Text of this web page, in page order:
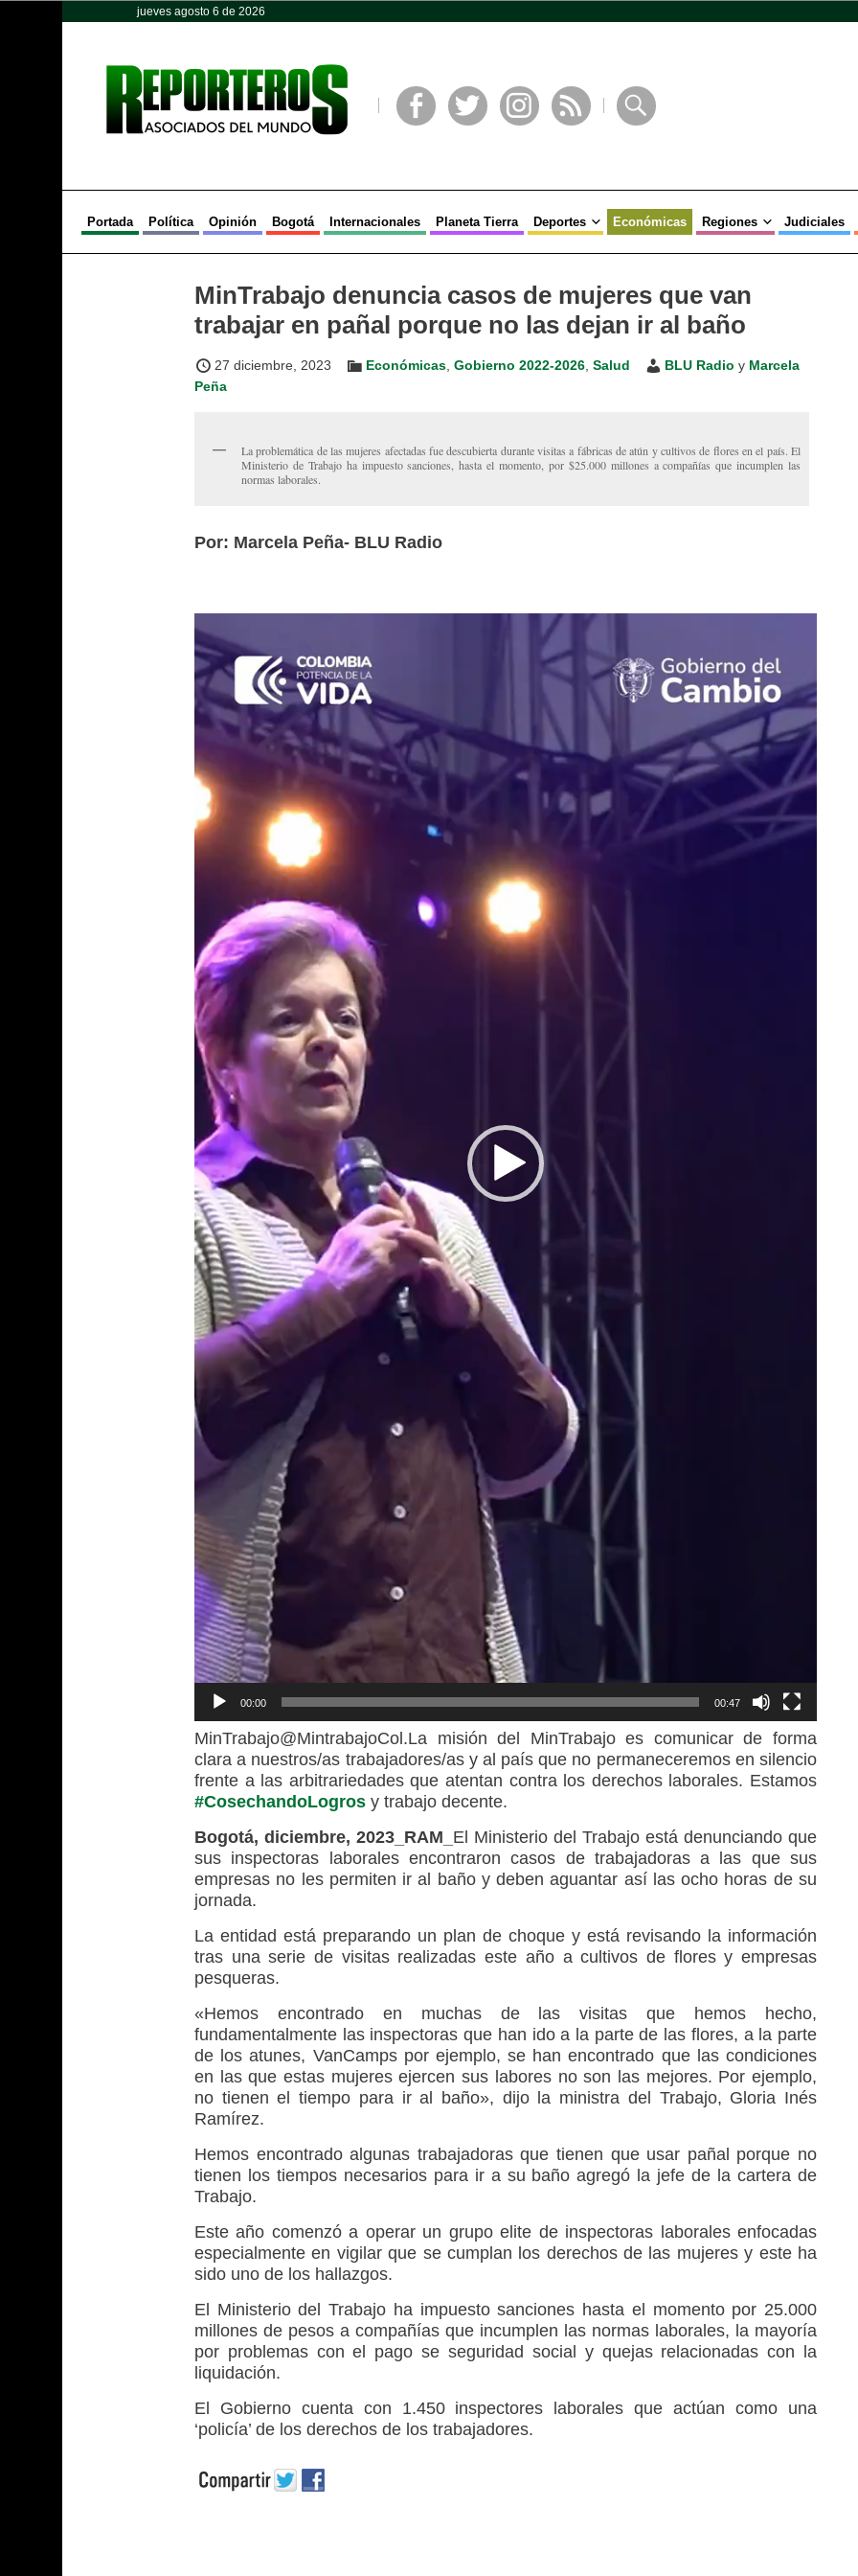
jueves agosto 6 de 2026
Portada Política Opinión Bogotá Internacionales Planeta Tierra Deportes Económicas Regiones Judiciales
MinTrabajo denuncia casos de mujeres que van
trabajar en pañal porque no las dejan ir al baño
27 diciembre, 2023 Económicas Gobierno 2022-2026 Salud BLU Radio y Marcela
Peña
La problemática de las mujeres afectadas fue descubierta durante visitas a fábricas de atún y cultivos de flores en el país. El
Ministerio de Trabajo ha impuesto sanciones, hasta el momento, por $25.000 millones a compañías que incumplen las
normas laborales.
Por: Marcela Peña- BLU Radio
de
vídeo
00:00 00:47
MinTrabajo@MintrabajoCol.La misión del MinTrabajo es comunicar de forma
clara a nuestros/as trabajadores/as y al país que no permaneceremos en silencio
frente a las arbitrariedades que atentan contra los derechos laborales. Estamos
#CosechandoLogros y trabajo decente.
Bogotá, diciembre, 2023_RAM_ El Ministerio del Trabajo está denunciando que
sus inspectoras laborales encontraron casos de trabajadoras a las que sus
empresas no les permiten ir al baño y deben aguantar así las ocho horas de su
jornada.
La entidad está preparando un plan de choque y está revisando la información
tras una serie de visitas realizadas este año a cultivos de flores y empresas
pesqueras.
«Hemos encontrado en muchas de las visitas que hemos hecho,
fundamentalmente las inspectoras que han ido a la parte de las flores, a la parte
de los atunes, VanCamps por ejemplo, se han encontrado que las condiciones
en las que estas mujeres ejercen sus labores no son las mejores. Por ejemplo,
no tienen el tiempo para ir al baño», dijo la ministra del Trabajo, Gloria Inés
Ramírez.
Hemos encontrado algunas trabajadoras que tienen que usar pañal porque no
tienen los tiempos necesarios para ir a su baño agregó la jefe de la cartera de
Trabajo.
Este año comenzó a operar un grupo elite de inspectoras laborales enfocadas
especialmente en vigilar que se cumplan los derechos de las mujeres y este ha
sido uno de los hallazgos.
El Ministerio del Trabajo ha impuesto sanciones hasta el momento por 25.000
millones de pesos a compañías que incumplen las normas laborales, la mayoría
por problemas con el pago se seguridad social y quejas relacionadas con la
liquidación.
El Gobierno cuenta con 1.450 inspectores laborales que actúan como una
‘policía’ de los derechos de los trabajadores.
Opinión Política